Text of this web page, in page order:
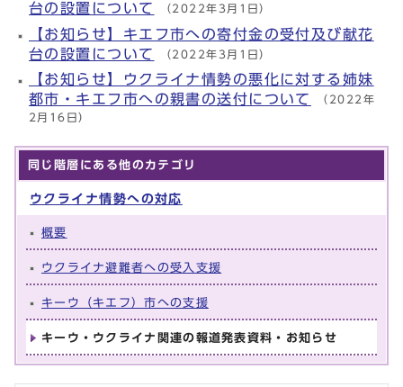
台の設置について （2022年3月1日）
【お知らせ】キエフ市への寄付金の受付及び献花
台の設置について （2022年3月1日）
【お知らせ】ウクライナ情勢の悪化に対する姉妹
都市・キエフ市への親書の送付について （2022年
2月16日）
同じ階層にある他のカテゴリ
ウクライナ情勢への対応
概要
ウクライナ避難者への受入支援
キーウ（キエフ）市への支援
キーウ・ウクライナ関連の報道発表資料・お知らせ